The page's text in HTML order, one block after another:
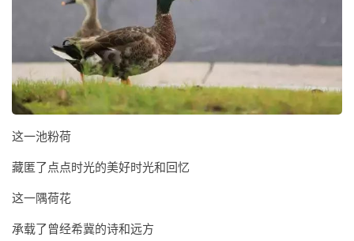
这一池粉荷
藏匿了点点时光的美好时光和回忆
这一隅荷花
承载了曾经希冀的诗和远方